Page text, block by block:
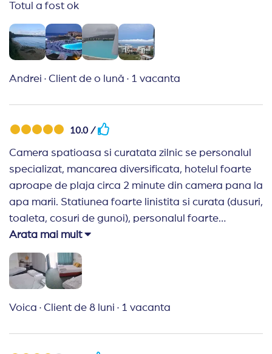
Totul a fost ok
Andrei · Client de o lună · 1 vacanta
10.0 /
Camera spatioasa si curatata zilnic se personalul
specializat, mancarea diversificata, hotelul foarte
aproape de plaja circa 2 minute din camera pana la
apa marii. Statiunea foarte linistita si curata (dusuri,
toaleta, cosuri de gunoi), personalul foarte
prietenos si glumeti, incepand de la receptie pana
la barmani de pe plaja. Calitatea drumurilor este
destul de precara, cu multe denivelari la trecerile de
pietoni nesemnalizate care pot deveni capcane la
Arata mai mult
Voica · Client de 8 luni · 1 vacanta